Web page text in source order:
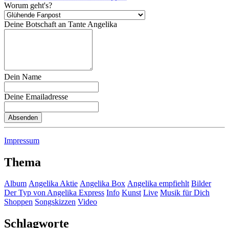
Lass
dieses
Feld
leer
Worum geht's?
Deine Botschaft an Tante Angelika
Dein Name
Deine Emailadresse
Absenden
Impressum
Thema
Album Angelika Aktie Angelika Box Angelika empfiehlt Bilder
Der Typ von Angelika Express Info Kunst Live Musik für Dich
Shoppen Songskizzen Video
Schlagworte